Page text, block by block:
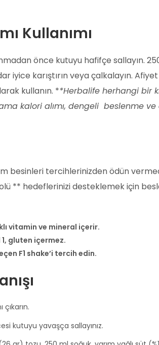
Kullanımı
önce kutuyu hafifçe sallayın.
iyice karıştırın veya çalkalayın.
kullanın. **Herbalife herhangi bir
kalori alımı, dengeli beslenme
besinleri tercihlerinizden ödün
** hedeflerinizi desteklemek için
vitamin ve mineral içerir.
gluten içermez.
F1 shake’i tercih edin.
kutuyu yavaşça sallayınız.